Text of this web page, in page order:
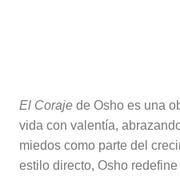
El Coraje de Osho es una
vida con valentía,
miedos como parte del
estilo directo, Osho